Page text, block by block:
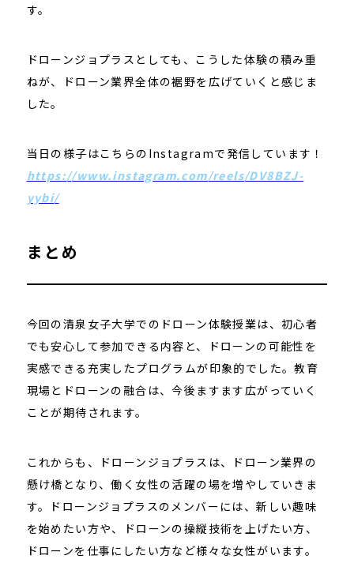
す。
ドローンジョプラスとしても、こうした体験の積み重
ねが、ドローン業界全体の裾野を広げていくと感じま
した。
当日の様子はこちらのInstagramで発信しています！
https://www.instagram.com/reels/DV8BZJ-
yybi/
まとめ
今回の清泉女子大学でのドローン体験授業は、初心者
でも安心して参加できる内容と、ドローンの可能性を
実感できる充実したプログラムが印象的でした。教育
現場とドローンの融合は、今後ますます広がっていく
ことが期待されます。
これからも、ドローンジョプラスは、ドローン業界の
懸け橋となり、働く女性の活躍の場を増やしていきま
す。ドローンジョプラスのメンバーには、新しい趣味
を始めたい方や、ドローンの操縦技術を上げたい方、
ドローンを仕事にしたい方など様々な女性がいます。